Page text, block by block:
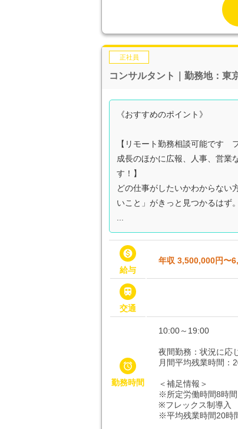
正社員
コンサルタント｜勤務地：
《おすすめのポイント》
【リモート勤務相談可能です
成長のほかに広報、人事、営業
す！】
どの仕事がしたいかわからない
いこと」がきっと見つかるはず。

給与
年収 3,500,000円〜

交通

勤務時間
10:00～19:00
夜間勤務：状況に応
月間平均残業時間：
＜補足情報＞
※所定労働時間8時間
※フレックス制導入
※平均残業時間20時